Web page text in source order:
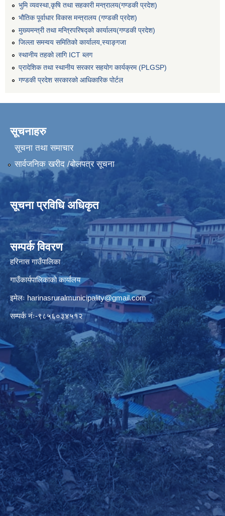
भुमि व्यवस्था,कृषि तथा सहकारी मन्त्रालय(गण्डकी प्रदेश)
भौतिक पूर्वाधार विकास मन्त्रालय (गण्डकी प्रदेश)
मुख्यमन्त्री तथा मन्त्रिपरिषद्को कार्यालय(गण्डकी प्रदेश)
जिल्ला समन्वय समितिको कार्यालय,स्याङ्गजा
स्थानीय तहको लागि ICT ब्लग
प्रादेशिक तथा स्थानीय सरकार सहयोग कार्यक्रम (PLGSP)
गण्डकी प्रदेश सरकारको आधिकारिक पोर्टल
सूचनाहरु
सूचना तथा समाचार
सार्वजनिक खरीद /बोलपत्र सूचना
सूचना प्रविधि अधिकृत
सम्पर्क विवरण
हरिनास गाउँपालिका
गाउँकार्यपालिकाको कार्यालय
इमेलः harinasruralmunicipality@gmail.com
सम्पर्क नंः-९८५६०३४५१२